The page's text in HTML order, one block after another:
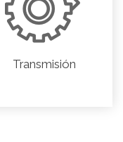
Transmisión